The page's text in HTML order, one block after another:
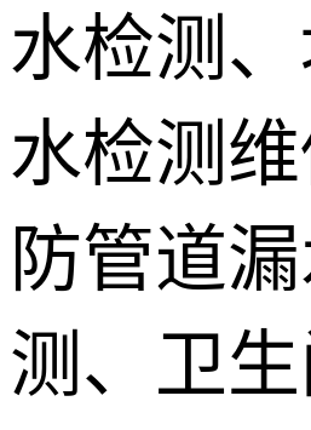
水检测
水检测
防管道
测、卫
防水补漏
障检测
测漏水设备
训